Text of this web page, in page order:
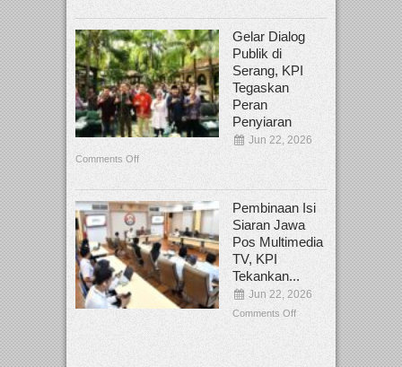
Gelar Dialog
Publik di
Serang, KPI
Tegaskan
Peran
Penyiaran
Jun 22, 2026
Comments Off
Pembinaan Isi
Siaran Jawa
Pos Multimedia
TV, KPI
Tekankan...
Jun 22, 2026
Comments Off